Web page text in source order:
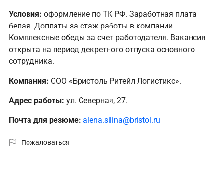
Условия: оформление по ТК РФ. Заработная плата
белая. Доплаты за стаж работы в компании.
Комплексные обеды за счет работодателя. Вакансия
открыта на период декретного отпуска основного
сотрудника.
Компания: ООО «Бристоль Ритейл Логистикс».
Адрес работы: ул. Северная, 27.
Почта для резюме: alena.silina@bristol.ru
Пожаловаться